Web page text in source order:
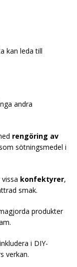
kan leda till
andra
rengöring av
sötningsmedel i
konfektyrer,
smak.
produkter
i DIY-
verkan.